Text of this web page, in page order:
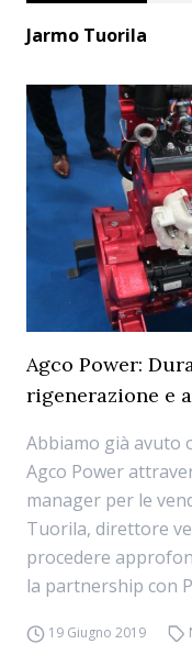
Jarmo Tuorila
Agco Power:
rigenerazione e
Abbiamo già avuto
Agco Power
manager per le
Tuorila, direttore
procedere
la partnership con
19 Giugno 2019